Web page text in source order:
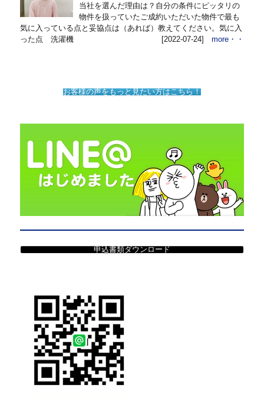
当社を選んだ理由は？自分の条件にピッタリの
物件を扱っていたご成約いただいた物件で最も
気に入っている点と妥協点は（あれば）教えてください。気に入
った点 洗濯機
[2022-07-24] more・・
お客様の声をもっと見たい方はこちら！
申込書類ダウンロード